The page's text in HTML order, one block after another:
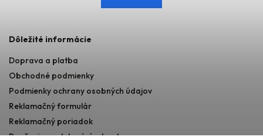
Dôležité informácie
Doprava a platba
Obchodné podmienky
Podmienky ochrany osobných údajov
Reklamačný formulár
Reklamačný poriadok
Poučenie o odstupéní od zmluvy